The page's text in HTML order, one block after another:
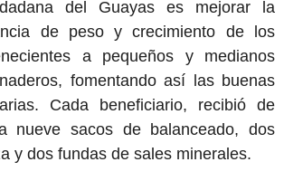
del Guayas es mejorar la
de peso y crecimiento de los
a pequeños y medianos
fomentando así las buenas
Cada beneficiario, recibió de
nueve sacos de balanceado, dos
y dos fundas de sales minerales.